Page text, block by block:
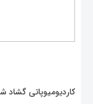
کاردیومیوپاتی